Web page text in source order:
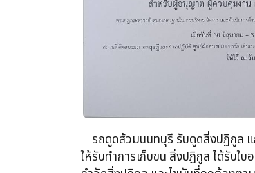
รถดูดส้วม​นนทบุรี รับดูดสิ่งปฏิกูล​ แ
ให้รับทำการเก็บขน​ สิ่งปฏิกูล ได้รับใ